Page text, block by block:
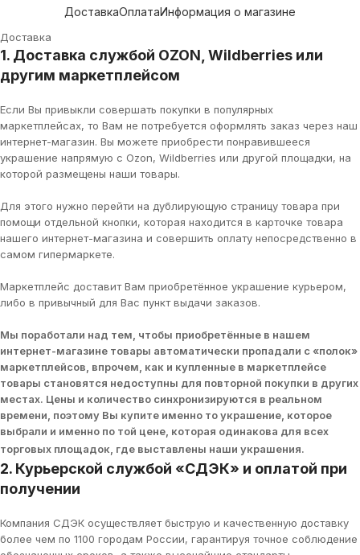
ДоставкаОплатаИнформация о магазине
Доставка
1. Доставка службой OZON, Wildberries или
другим маркетплейсом
Если Вы привыкли совершать покупки в популярных
маркетплейсах, то Вам не потребуется оформлять заказ через наш
интернет-магазин. Вы можете приобрести понравившееся
украшение напрямую с Ozon, Wildberries или другой площадки, на
которой размещены наши товары.
Для этого нужно перейти на дублирующую страницу товара при
помощи отдельной кнопки, которая находится в карточке товара
нашего интернет-магазина и совершить оплату непосредственно в
самом гипермаркете.
Маркетплейс доставит Вам приобретённое украшение курьером,
либо в привычный для Вас пункт выдачи заказов.
Мы поработали над тем, чтобы приобретённые в нашем
интернет-магазине товары автоматически пропадали с «полок»
маркетплейсов, впрочем, как и купленные в маркетплейсе
товары становятся недоступны для повторной покупки в других
местах. Цены и количество синхронизируются в реальном
времени, поэтому Вы купите именно то украшение, которое
выбрали и именно по той цене, которая одинакова для всех
торговых площадок, где выставлены наши украшения.
2. Курьерской службой «СДЭК» и оплатой при
получении
Компания СДЭК осуществляет быструю и качественную доставку
более чем по 1100 городам России, гарантируя точное соблюдение